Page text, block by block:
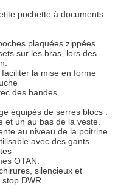
pochette à documents
plaquées zippées
sur les bras, lors des
la mise en forme
des bandes
équipés de serres blocs :
et un au bas de la veste.
au niveau de la poitrine
avec des gants
OTAN.
silencieux et
DWR